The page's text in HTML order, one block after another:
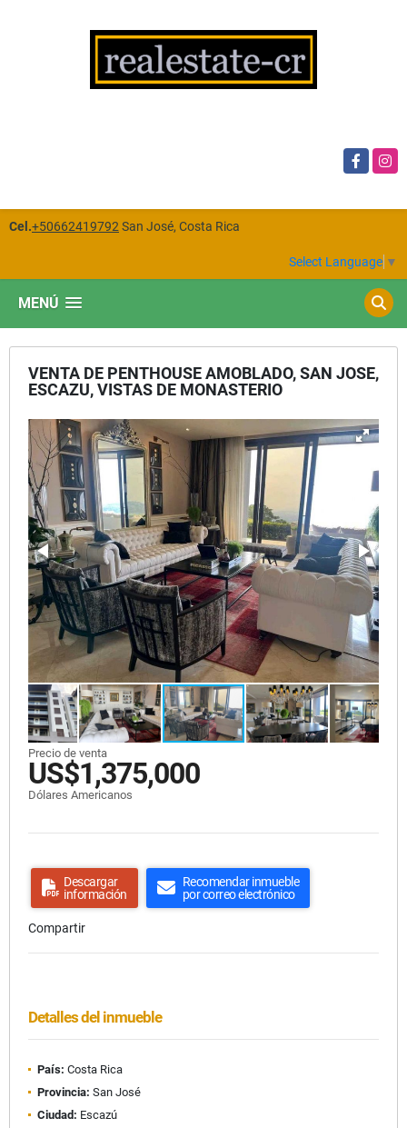
Facebook
Cel.+50662419792 San José, Costa Rica
Select Language ▼
MENÚ
VENTA DE PENTHOUSE AMOBLADO, SAN JOSE,
ESCAZU, VISTAS DE MONASTERIO
Precio de venta
US$1,375,000
Dólares Americanos
Descargar
información
Recomendar inmueble
por correo electrónico
Compartir
Detalles del inmueble
País: Costa Rica
Provincia: San José
Ciudad: Escazú